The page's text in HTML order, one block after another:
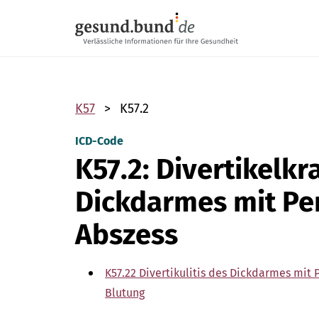
K57 K57.2
ICD-Code
K57.2:
Dickdarmes mit
Abszess
K57.22 Divertikulitis des Dickdarmes mit
Blutung